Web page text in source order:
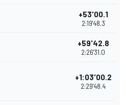
+53'00.1
2:19'48.3
+59'42.8
2:26'31.0
+1:03'00.2
2:29'48.4